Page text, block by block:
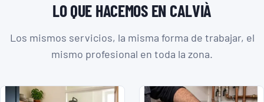
LO QUE HACEMOS EN CALVIÀ
Los mismos servicios, la misma forma de trabajar, el
mismo profesional en toda la zona.